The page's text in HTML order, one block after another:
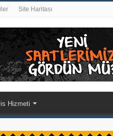
Site Haritası
Hizmeti